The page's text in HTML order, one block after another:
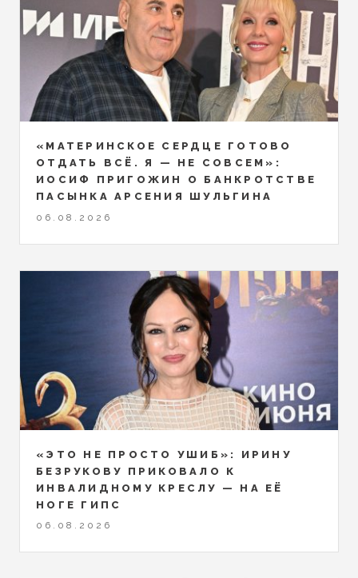
«МАТЕРИНСКОЕ СЕРДЦЕ ГОТОВО
ОТДАТЬ ВСЁ. Я — НЕ СОВСЕМ»:
ИОСИФ ПРИГОЖИН О БАНКРОТСТВЕ
ПАСЫНКА АРСЕНИЯ ШУЛЬГИНА
06.08.2026
«ЭТО НЕ ПРОСТО УШИБ»: ИРИНУ
БЕЗРУКОВУ ПРИКОВАЛО К
ИНВАЛИДНОМУ КРЕСЛУ — НА ЕЁ
НОГЕ ГИПС
06.08.2026